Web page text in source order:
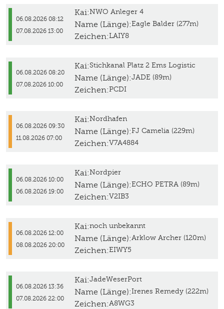
06.08.2026 08:12
07.08.2026 13:00
Kai:NWO Anleger 4
Name (Länge):Eagle Balder (277m)
Zeichen:LAIY8
06.08.2026 08:20
07.08.2026 10:00
Kai:Stichkanal Platz 2 Ems Logistic
Name (Länge):JADE (89m)
Zeichen:PCDI
06.08.2026 09:30
11.08.2026 07:00
Kai:Nordhafen
Name (Länge):FJ Camelia (229m)
Zeichen:V7A4884
06.08.2026 10:00
06.08.2026 19:00
Kai:Nordpier
Name (Länge):ECHO PETRA (89m)
Zeichen:V2IB3
06.08.2026 12:00
08.08.2026 20:00
Kai:noch unbekannt
Name (Länge):Arklow Archer (120m)
Zeichen:EIWY5
06.08.2026 13:36
07.08.2026 22:00
Kai:JadeWeserPort
Name (Länge):Irenes Remedy (222m)
Zeichen:A8WG3